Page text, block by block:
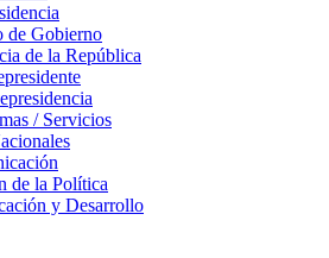
de Gobierno
de la República
/ Servicios
de la Política
y Desarrollo